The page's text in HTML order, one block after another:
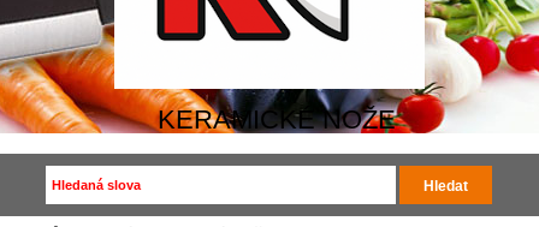
KERAMICKÉ NOŽE